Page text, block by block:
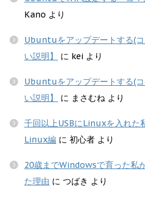
Kano より
Ubuntuをアップデートする(
い説明】
に kei より
Ubuntuをアップデートする(
い説明】
に まさむね より
千回以上USBにLinuxを入れた
Linux編 に 初心者 より
20歳までWindowsで育った私
た理由 に つばき より